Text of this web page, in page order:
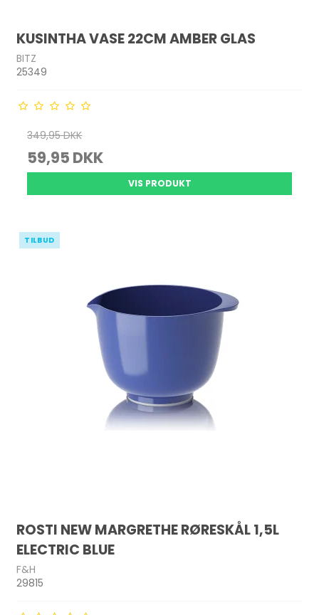
KUSINTHA VASE 22CM AMBER GLAS
BITZ
25349
349,95 DKK
59,95 DKK
VIS PRODUKT
TILBUD
ROSTI NEW MARGRETHE RØRESKÅL 1,5L
ELECTRIC BLUE
F&H
29815